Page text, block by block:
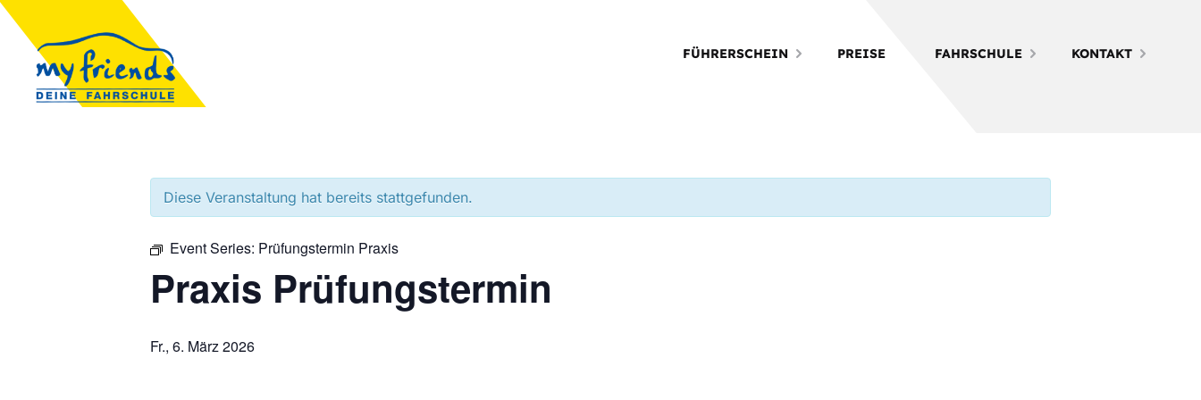
FÜHRERSCHEIN PREISE FAHRSCHULE KONTAKT
Diese Veranstaltung hat bereits stattgefunden.
Event Series: Prüfungstermin Praxis
Praxis Prüfungstermin
Fr., 6. März 2026